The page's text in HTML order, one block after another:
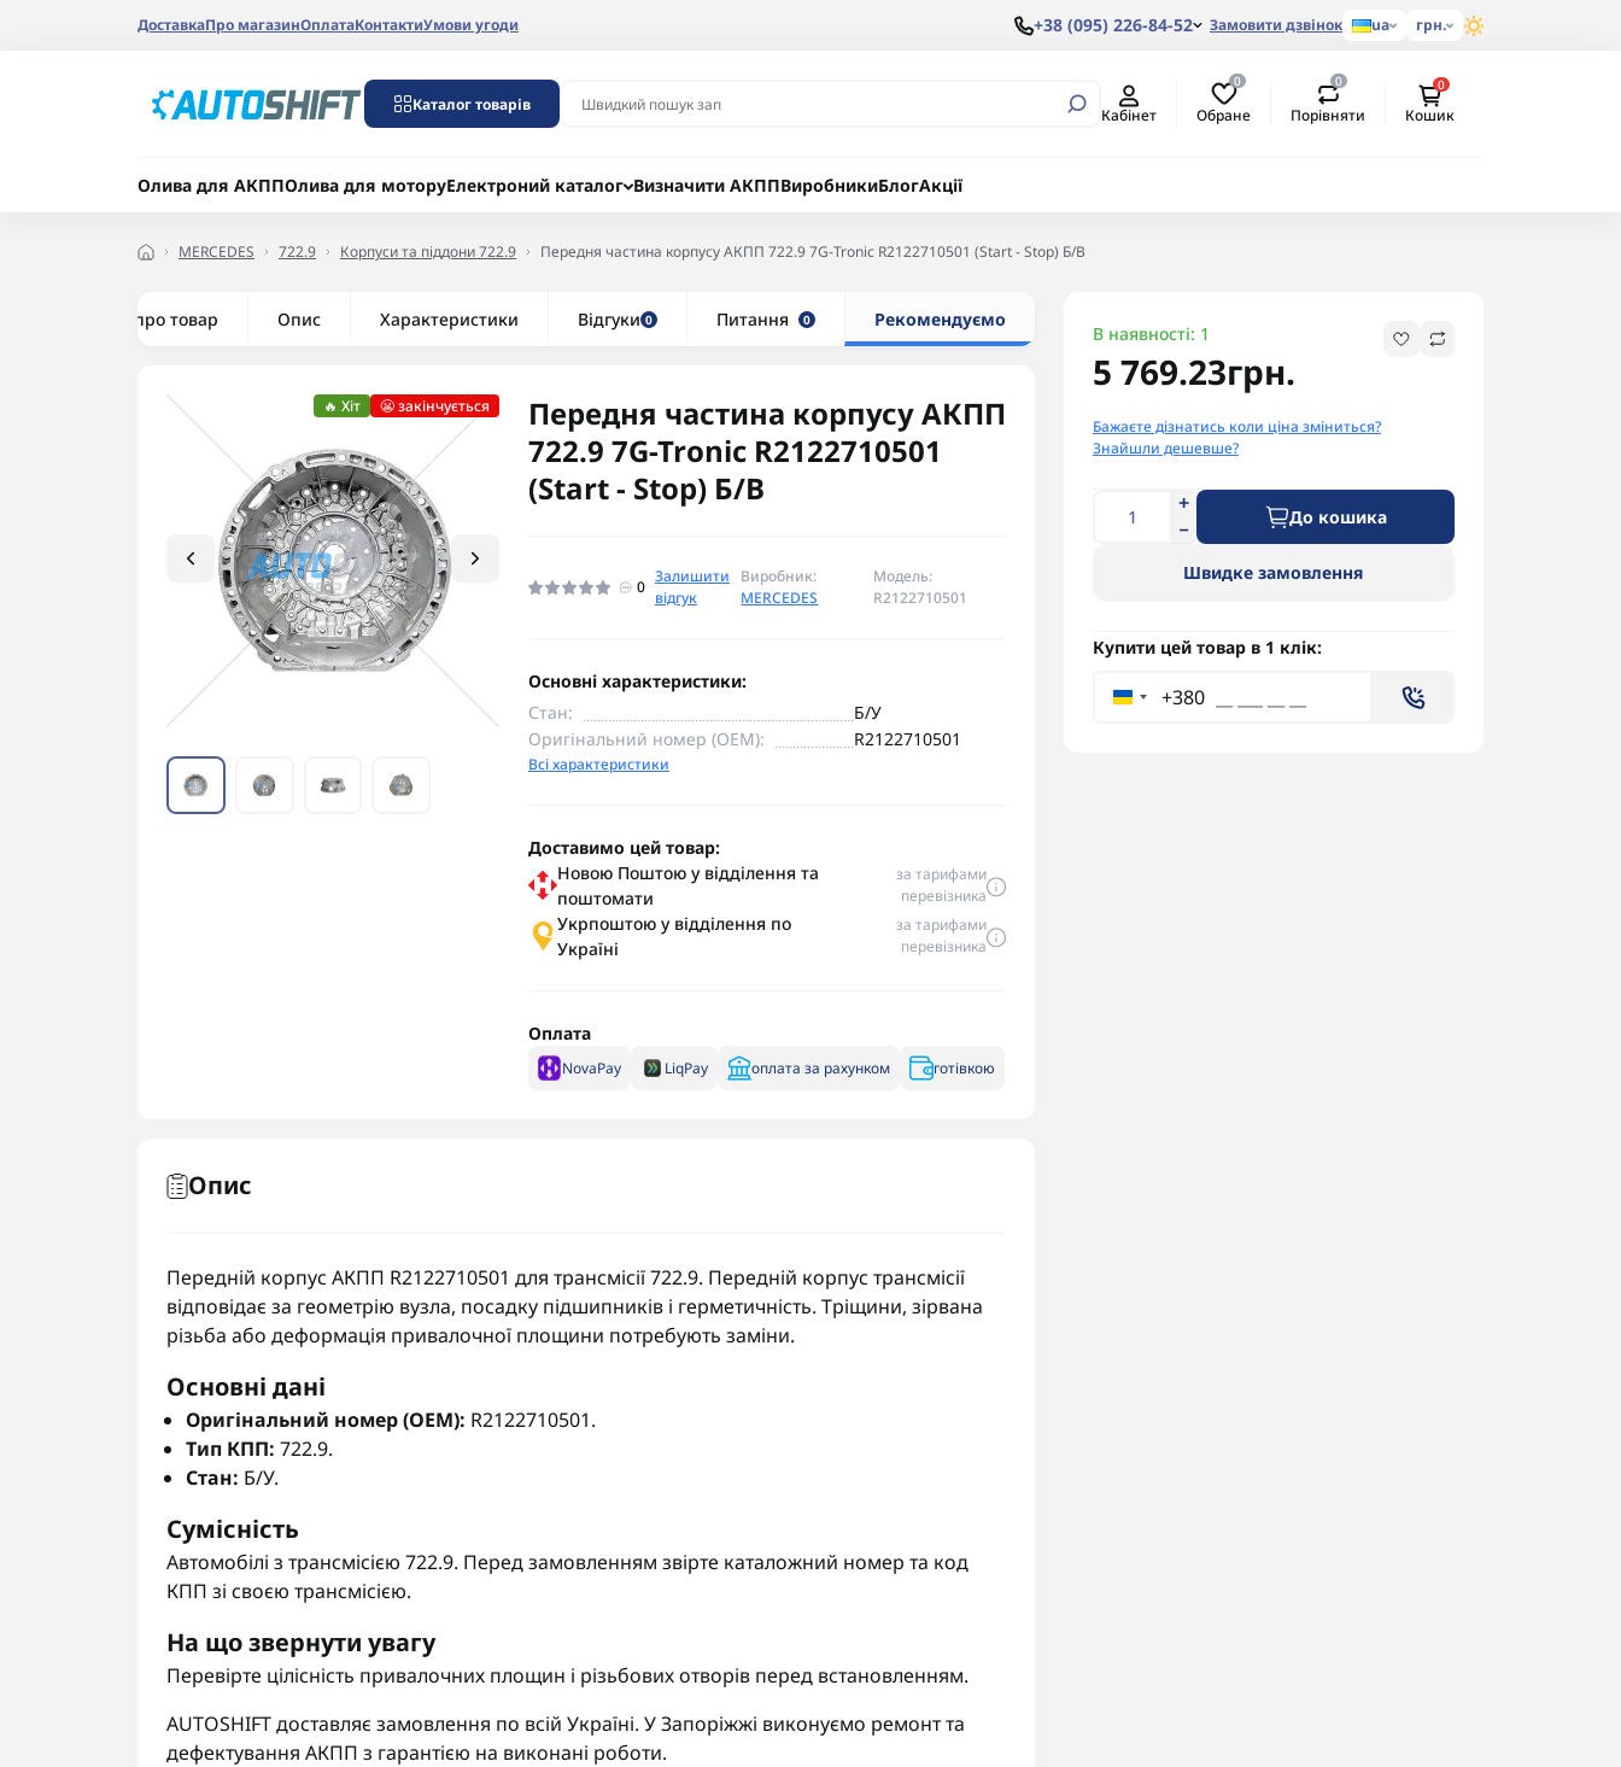
ДоставкаПро магазинОплатаКонтактиУмови угоди +38 (095) 226-84-52 Замовити дзвінок ua грн.
Каталог товарів
Кабінет
0
Обране
0
Порівняти
0
Кошик
Олива для АКППОлива для моторуЕлектроний каталог Визначити АКППВиробникиБлогАкції
MERCEDES 722.9 Корпуси та піддони 722.9 Передня частина корпусу АКПП 722.9 7G-Tronic R2122710501 (Start - Stop) Б/В
Все про товар Опис Характеристики Відгуки 0 Питання 0 Рекомендуємо
🔥 Хіт 😬 закінчується
Передня частина корпусу АКПП
722.9 7G-Tronic R2122710501
(Start - Stop) Б/В
0
Залишити
відгук
Виробник:
MERCEDES
Модель:
R2122710501
В наявності: 1
5 769.23грн.
Бажаєте дізнатись коли ціна зміниться?
Знайшли дешевше?
До кошика
Швидке замовлення
Купити цей товар в 1 клік:
+380
Основні характеристики:
Стан:
Б/У
Оригінальний номер (OEM):
R2122710501
Всі характеристики
Доставимо цей товар:
Новою Поштою у відділення та
поштомати
за тарифами
перевізника
Укрпоштою у відділення по
Україні
за тарифами
перевізника
Оплата
NovaPay LiqPay оплата за рахунком готівкою
Опис
Передній корпус АКПП R2122710501 для трансмісії 722.9. Передній корпус трансмісії
відповідає за геометрію вузла, посадку підшипників і герметичність. Тріщини, зірвана
різьба або деформація привалочної площини потребують заміни.
Основні дані
Оригінальний номер (OEM): R2122710501.
Тип КПП: 722.9.
Стан: Б/У.
Сумісність
Автомобілі з трансмісією 722.9. Перед замовленням звірте каталожний номер та код
КПП зі своєю трансмісією.
На що звернути увагу
Перевірте цілісність привалочних площин і різьбових отворів перед встановленням.
AUTOSHIFT доставляє замовлення по всій Україні. У Запоріжжі виконуємо ремонт та
дефектування АКПП з гарантією на виконані роботи.